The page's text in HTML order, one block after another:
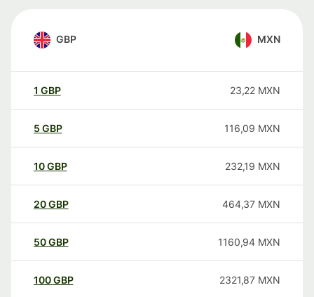
GBP MXN
1 GBP 23,22 MXN
5 GBP 116,09 MXN
10GBP 232,19 MXN
20GBP 464,37 MXN
50GBP 1160,94 MXN
100GBP 2321,87 MXN